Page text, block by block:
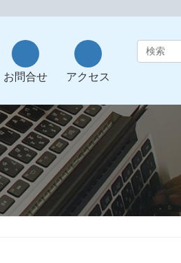
ア
イ
コ
ン
ク
お問合せ
ア
イ
コ
ン
ク
アクセス